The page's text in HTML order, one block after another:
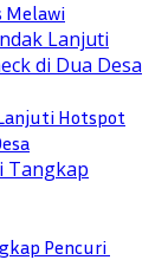
Melawi
Hotspot
Pencuri